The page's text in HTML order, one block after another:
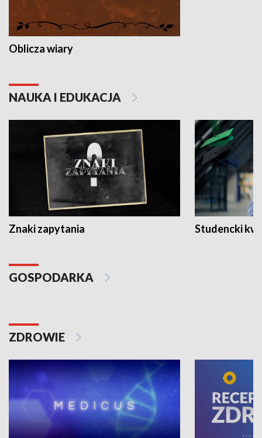
Oblicza wiary
NAUKA I EDUKACJA
Znaki zapytania Studencki
GOSPODARKA
ZDROWIE